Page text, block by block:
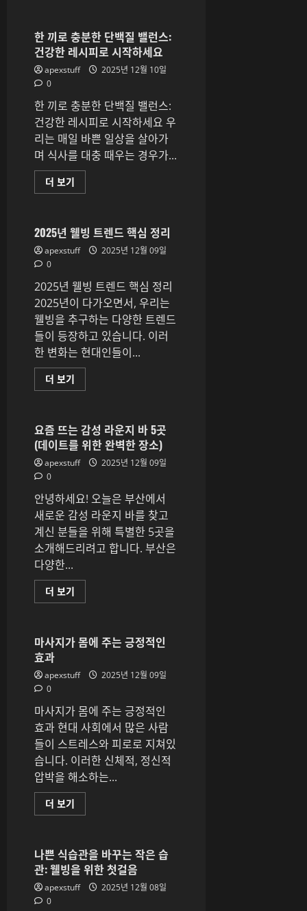
읽
어
보
기
내
여
행
루
트
해
더
읽
어
보
기
한 끼로 충분한 단백질 밸런스:
건강한 레시피로 시작하세요
apexstuff
2025년 12월 10일
0
한 끼로 충분한 단백질 밸런스:
건강한 레시피로 시작하세요 우
리는 매일 바쁜 일상을 살아가
며 식사를 대충 때우는 경우가...
더 보기
끼
한
단
백
질
스:
건
강
한
레
시
피
로
세
해
더
읽
어
보
2025년 웰빙 트렌드 핵심 정리
apexstuff
2025년 12월 09일
0
2025년 웰빙 트렌드 핵심 정리
2025년이 다가오면서, 우리는
웰빙을 추구하는 다양한 트렌드
들이 등장하고 있습니다. 이러
한 변화는 현대인들이...
더 보기
년
렌
드
핵
심
정
대
해
더
읽
어
보
기
요즘 뜨는 감성 라운지 바 5곳
(데이트를 위한 완벽한 장소)
apexstuff
2025년 12월 09일
0
안녕하세요! 오늘은 부산에서
새로운 감성 라운지 바를 찾고
계신 분들을 위해 특별한 5곳을
소개해드리려고 합니다. 부산은
다양한...
더 보기
즘
성
라
바
(데
이
트
를
위
한
완
벽
한
장
에
읽
어
보
기
마사지가 몸에 주는 긍정적인
효과
apexstuff
2025년 12월 09일
0
마사지가 몸에 주는 긍정적인
효과 현대 사회에서 많은 사람
들이 스트레스와 피로로 지쳐있
습니다. 이러한 신체적, 정신적
압박을 해소하는...
더 보기
사
에
주
는
긍
정
나쁜 식습관을 바꾸는 작은 습
관: 웰빙을 위한 첫걸음
apexstuff
2025년 12월 08일
0